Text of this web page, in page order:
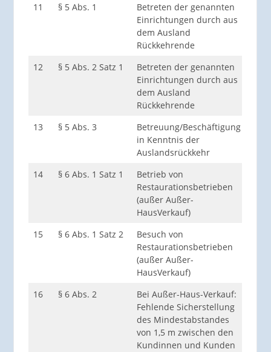
11 § 5 Abs. 1
Betreten der genannten
Einrichtungen durch aus
dem Ausland
Rückkehrende
12 § 5 Abs. 2 Satz 1
Betreten der genannten
Einrichtungen durch aus
dem Ausland
Rückkehrende
13 § 5 Abs. 3
Betreuung/Beschäftigung
in Kenntnis der
Auslandsrückkehr
14 § 6 Abs. 1 Satz 1
Betrieb von
Restaurationsbetrieben
(außer Außer-
HausVerkauf)
15 § 6 Abs. 1 Satz 2
Besuch von
Restaurationsbetrieben
(außer Außer-
HausVerkauf)
16 § 6 Abs. 2
Bei Außer-Haus-Verkauf:
Fehlende Sicherstellung
des Mindestabstandes
von 1,5 m zwischen den
Kundinnen und Kunden